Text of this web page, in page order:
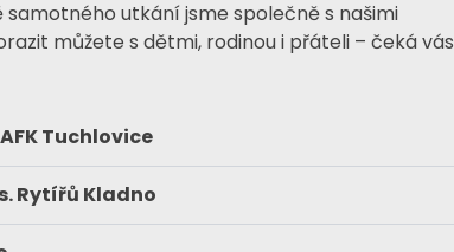
samotného utkání jsme společně s našimi
můžete s dětmi, rodinou i přáteli – čeká vás
Tuchlovice
Rytířů Kladno